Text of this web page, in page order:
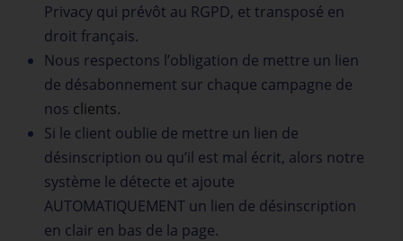
Privacy qui prévôt au RGPD, et transposé en
droit français.
Nous respectons l’obligation de mettre un lien
de désabonnement sur chaque campagne de
nos clients.
Si le client oublie de mettre un lien de
désinscription ou qu’il est mal écrit, alors notre
système le détecte et ajoute
AUTOMATIQUEMENT un lien de désinscription
en clair en bas de la page.